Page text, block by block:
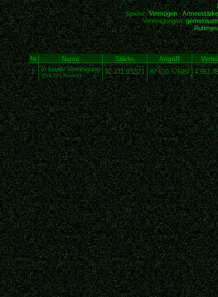
Spieler:Vermögen-Armeestärke
Vereinigungen:
Nr Name Stärke Angriff
1
in keiner Vereinigung
(784.700 Punkte)
92.171.932|71 87.610.576|89